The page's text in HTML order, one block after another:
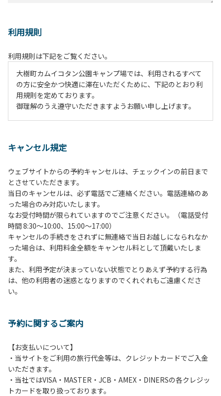
利用規則
利用規則は下記をご覧ください。
大樹町カムイコタン公園キャンプ場では、利用されるすべて
の方に安全かつ快適に滞在いただくために、下記のとおり利
用規則を定めております。
御理解のうえ遵守いただきますようお願い申し上げます。
２、中学生以下だけでの利用はできません。高校生以上の方
３、テントサイト（多目的広場を含む。）の使用は、事前に
予約いただいた方のみで、連泊の方を除き、正午からです。
基本的に、テント1張りにつき1区画の予約をお願いします。
管理棟にてチェックインの手続きを行ってください。午後3
時前にお越しの方は、午後3時になりましたら管理棟にて手
続きを行ってください。午後5時過ぎにお越しの方は、翌朝
手続きを行ってください。
４、車両は、荷物の積み下ろし時以外は、駐車場にとめてく
ださい。
５、チェックアウトは、午前10時まで（日帰り使用の場合は
午後5時まで）です。チェックインの手続きを行っていない
方や使用人数が増えた場合は、必ず手続きを行ってくださ
ら午前10時までの間にゴミステーションに出してください。
は、お持ち帰りをお願いします。
【禁止事項】
カラオケ、発電機、地面での直火による焚き火、キャンプフ
ァイヤー、打ち上げ式花火、テントサウナの設置
キャンセル規定
ウェブサイトからの予約キャンセルは、チェックインの前日まで
とさせていただきます。
当日のキャンセルは、必ず電話でご連絡ください。電話連絡のあ
った場合のみ対応いたします。
なお受付時間が限られていますのでご注意ください。（電話受付
時間 8:30～10:00、15:00～17:00）
キャンセルの手続きをされずに無連絡で当日お越しになられなか
った場合は、利用料金全額をキャンセル料として頂戴いたしま
す。
また、利用予定が決まっていない状態でとりあえず予約する行為
は、他の利用者の迷惑となりますのでくれぐれもご遠慮くださ
い。
予約に関するご案内
【お支払いについて】
・当サイトをご利用の旅行代金等は、クレジットカードでご入金
いただきます。
・当社ではVISA・MASTER・JCB・AMEX・DINERSの各クレジッ
トカードを取り扱っております。